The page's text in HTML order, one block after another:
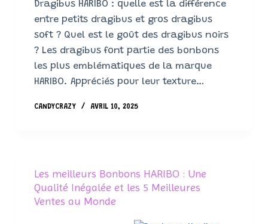
Dragibus HARIBO : quelle est la différence
entre petits dragibus et gros dragibus
soft ? Quel est le goût des dragibus noirs
? Les dragibus font partie des bonbons
les plus emblématiques de la marque
HARIBO. Appréciés pour leur texture…
CANDYCRAZY AVRIL 10, 2025
Les meilleurs Bonbons HARIBO : Une
Qualité Inégalée et les 5 Meilleures
Ventes au Monde